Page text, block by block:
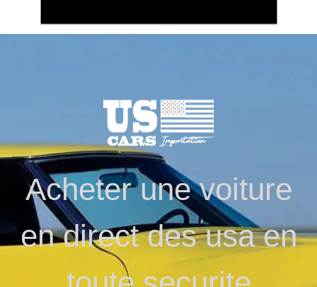
Acheter une voiture
en direct des usa en